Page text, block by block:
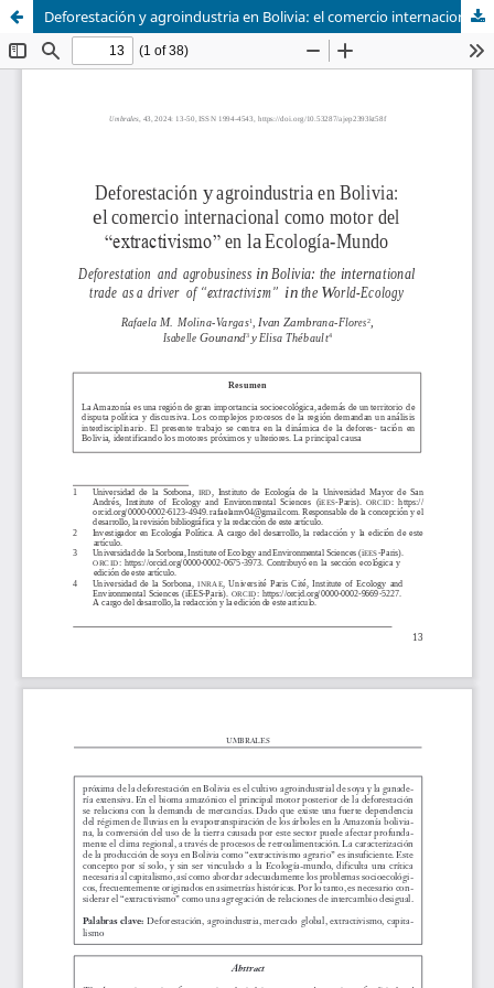
Deforestación y agroindustria en Bolivia: el comercio internacional como motor del “extractivismo” en la Ecología-Mundo